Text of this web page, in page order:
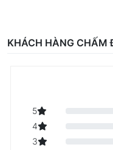
KHÁCH HÀNG CHẤM
5
4
3